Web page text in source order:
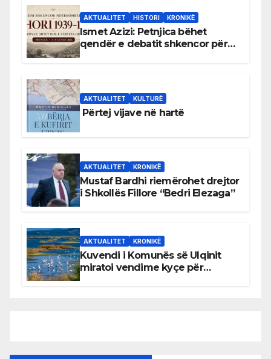
AKTUALITET HISTORI KRONIKË
Ismet Azizi: Petnjica bëhet
qendër e debatit shkencor për
AKTUALITET KULTURË
Përtej vijave në hartë
AKTUALITET KRONIKË
Mustaf Bardhi riemërohet drejtor
i Shkollës Fillore “Bedri Elezaga”
AKTUALITET KRONIKË
Kuvendi i Komunës së Ulqinit
miratoi vendime kyçe për